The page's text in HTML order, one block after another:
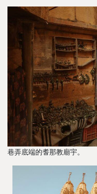
巷弄底端的耆那教廟宇。